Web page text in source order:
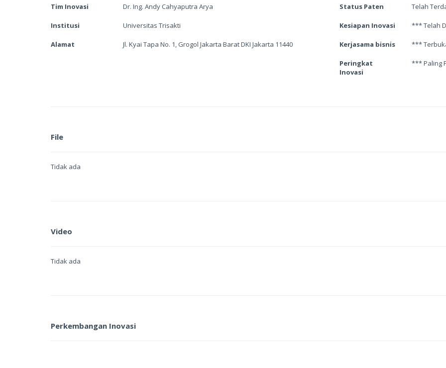
Tim Inovasi Dr. Ing. Andy Cahyaputra Arya
Institusi Universitas Trisakti
Alamat Jl. Kyai Tapa No. 1, Grogol Jakarta Barat DKI Jakarta 11440
Status Paten Telah
Kesiapan Inovasi *** Telah
Kerjasama bisnis ***
Peringkat
Inovasi
*** Paling
File
Tidak ada
Video
Tidak ada
Perkembangan Inovasi